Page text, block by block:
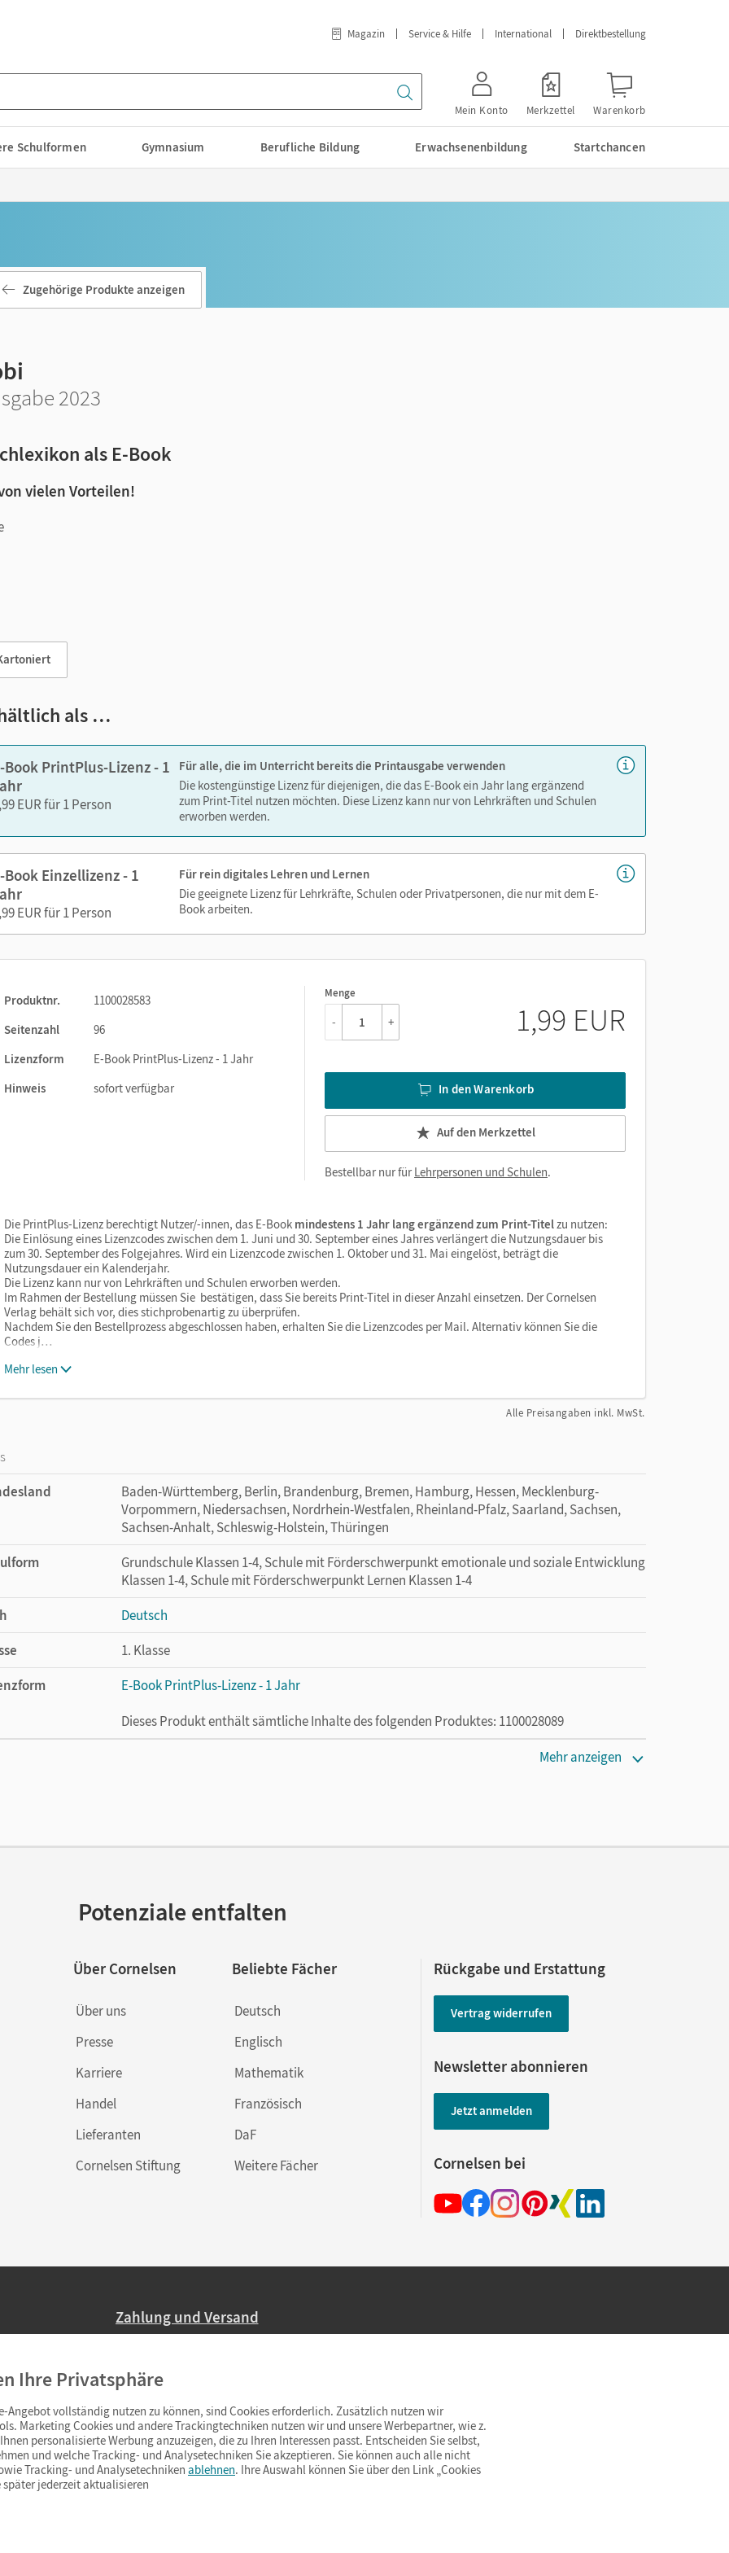
Magazin Service & Hilfe International Direktbestellung
Mein Konto Merkzettel Warenkorb
Schulformen Gymnasium Berufliche Bildung Erwachsenenbildung Startchancen
Zugehörige Produkte anzeigen
2023
als E-Book
vielen Vorteilen!
als …
Book PrintPlus-Lizenz - 1
EUR für 1 Person
Für alle, die im Unterricht bereits die Printausgabe verwenden
Die kostengünstige Lizenz für diejenigen, die das E-Book ein Jahr lang ergänzend
zum Print-Titel nutzen möchten. Diese Lizenz kann nur von Lehrkräften und Schulen
erworben werden.
Book Einzellizenz - 1
EUR für 1 Person
Für rein digitales Lehren und Lernen
Die geeignete Lizenz für Lehrkräfte, Schulen oder Privatpersonen, die nur mit dem E-
Book arbeiten.
Produktnr.
1100028583
Seitenzahl
96
Lizenzform
E-Book PrintPlus-Lizenz - 1 Jahr
Hinweis
sofort verfügbar
Menge
1
- + 1,99 EUR
In den Warenkorb
Auf den Merkzettel
Bestellbar nur fürLehrpersonen und Schulen.
Die PrintPlus-Lizenz berechtigt Nutzer/-innen, das E-Book mindestens 1 Jahr lang ergänzend zum Print-Titelzu nutzen:
Die Einlösung eines Lizenzcodes zwischen dem 1. Juni und 30. September eines Jahres verlängert die Nutzungsdauer bis
zum 30. September des Folgejahres. Wird ein Lizenzcode zwischen 1. Oktober und 31. Mai eingelöst, beträgt die
Nutzungsdauer ein Kalenderjahr.
Die Lizenz kann nur von Lehrkräften und Schulen erworben werden.
Im Rahmen der Bestellung müssen Sie bestätigen, dass Sie bereits Print-Titel in dieser Anzahl einsetzen. Der Cornelsen
Verlag behält sich vor, dies stichprobenartig zu überprüfen.
Nachdem Sie den Bestellprozess abgeschlossen haben, erhalten Sie die Lizenzcodes per Mail. Alternativ können Sie die
Codes j…
Mehr lesen
Alle Preisangaben inkl. MwSt.
Baden-Württemberg, Berlin, Brandenburg, Bremen, Hamburg, Hessen, Mecklenburg-
Vorpommern, Niedersachsen, Nordrhein-Westfalen, Rheinland-Pfalz, Saarland, Sachsen,
Sachsen-Anhalt, Schleswig-Holstein, Thüringen
Grundschule Klassen 1-4, Schule mit Förderschwerpunkt emotionale und soziale Entwicklung
Klassen 1-4, Schule mit Förderschwerpunkt Lernen Klassen 1-4
Deutsch
1. Klasse
E-Book PrintPlus-Lizenz - 1 Jahr
Dieses Produkt enthält sämtliche Inhalte des folgenden Produktes: 1100028089
Cornelsen Verlag
Mehr anzeigen
Potenziale entfalten
Über Cornelsen
Über uns
Presse
Karriere
Handel
Lieferanten
Cornelsen Stiftung
Beliebte Fächer
Deutsch
Englisch
Mathematik
Französisch
DaF
Weitere Fächer
Rückgabe und Erstattung
Vertrag widerrufen
Newsletter abonnieren
Jetzt anmelden
Cornelsen bei
Zahlung und Versand
Ab 59,– EUR Bestellwert liefern wir versandkostenfrei innerhalb Deutschlands
(Lieferung in 3–6 Tagen).
Ihre Privatsphäre
Angebot vollständig nutzen zu können, sind Cookies erforderlich. Zusätzlich nutzen wir
Marketing Cookies und andere Trackingtechniken nutzen wir und unsere Werbepartner, wie z.
personalisierte Werbung anzuzeigen, die zu Ihren Interessen passt. Entscheiden Sie selbst,
und welche Tracking- und Analysetechniken Sie akzeptieren. Sie können auch alle nicht
Tracking- und Analysetechniken ablehnen. Ihre Auswahl können Sie über den Link „Cookies
später jederzeit aktualisieren